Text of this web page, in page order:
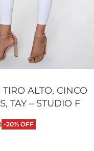
TIRO ALTO, CINCO
TAY – STUDIO F
-20% OFF